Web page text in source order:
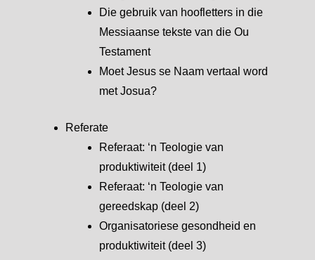
Die gebruik van hoofletters in die
Messiaanse tekste van die Ou
Testament
Moet Jesus se Naam vertaal word
met Josua?
Referate
Referaat: ‘n Teologie van
produktiwiteit (deel 1)
Referaat: ‘n Teologie van
gereedskap (deel 2)
Organisatoriese gesondheid en
produktiwiteit (deel 3)